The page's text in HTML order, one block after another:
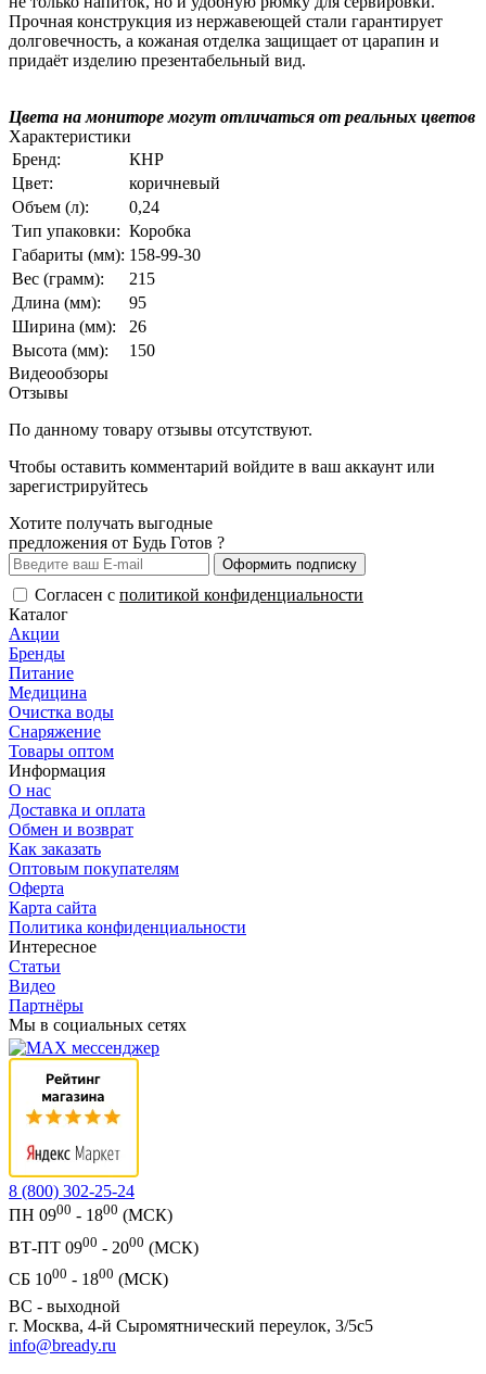
Прочная конструкция из нержавеющей стали гарантирует
долговечность, а кожаная отделка защищает от царапин и
придаёт изделию презентабельный вид.
Цвета на мониторе могут отличаться от реальных цветов
Характеристики
Бренд:
КНР
Цвет:
коричневый
Объем (л):
0,24
Тип упаковки: Коробка
Габариты (мм): 158-99-30
Вес (грамм):
215
Длина (мм):
95
Ширина (мм):
26
Высота (мм):
150
Видеообзоры
Отзывы
По данному товару отзывы отсутствуют.
Чтобы оставить комментарий войдите в ваш аккаунт или
зарегистрируйтесь
Хотите получать выгодные
предложения от Будь Готов ?
Оформить подписку
Согласен с политикой конфиденциальности
Каталог
Акции
Бренды
Питание
Медицина
Очистка воды
Снаряжение
Товары оптом
Информация
О нас
Доставка и оплата
Обмен и возврат
Как заказать
Оптовым покупателям
Оферта
Карта сайта
Политика конфиденциальности
Интересное
Статьи
Видео
Партнёры
Мы в социальных сетях
8 (800) 302-25-24
ПН 0900 - 1800 (МСК)
ВТ-ПТ 0900 - 2000 (МСК)
СБ 1000 - 1800 (МСК)
ВС - выходной
г. Москва, 4-й Сыромятнический переулок, 3/5с5
info@bready.ru